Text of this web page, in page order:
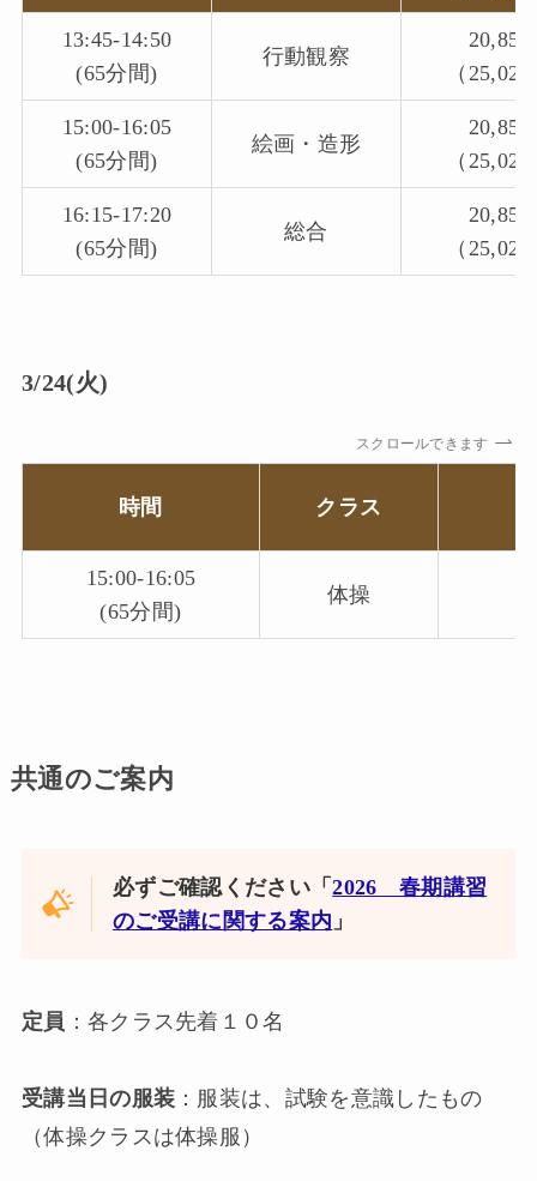
13:45-14:50
(65分間)
行動観察
20,855
（
15:00-16:05
(65分間)
絵画・造形
20,855
（
16:15-17:20
(65分間)
総合
20,855
（
3/24(火)
スクロールできます
時間 クラス
15:00-16:05
(65分間)
体操
共通のご案内
必ずご確認ください「2026 春期講習
のご受講に関する案内 」
定員 ：各クラス先着１０名
受講当日の服装 ：服装は、試験を意識したもの
（体操クラスは体操服）